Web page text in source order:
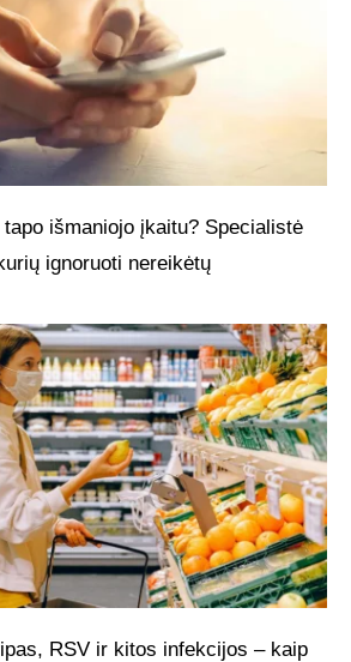
išmaniojo įkaitu? Specialistė
ignoruoti nereikėtų
RSV ir kitos infekcijos – kaip